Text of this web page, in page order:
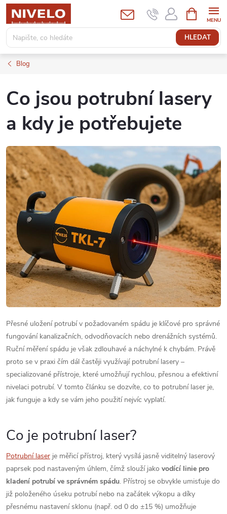
Přejít
obsah
HLEDAT
NÁKUPNÍ
KOŠÍK
Blog
Co jsou potrubní lasery
a kdy je potřebujete
Přesné uložení potrubí v požadovaném spádu je klíčové pro správné
fungování kanalizačních, odvodňovacích nebo drenážních systémů.
Ruční měření spádu je však zdlouhavé a náchylné k chybám. Právě
proto se v praxi čím dál častěji využívají potrubní lasery –
specializované přístroje, které umožňují rychlou, přesnou a efektivní
nivelaci potrubí. V tomto článku se dozvíte, co to potrubní laser je,
jak funguje a kdy se vám jeho použití nejvíc vyplatí.
Co je potrubní laser?
Potrubní laser je měřicí přístroj, který vysílá jasně viditelný laserový
paprsek pod nastaveným úhlem, čímž slouží jako vodící linie pro
kladení potrubí ve správném spádu. Přístroj se obvykle umisťuje do
již položeného úseku potrubí nebo na začátek výkopu a díky
přesnému nastavení sklonu (např. od 0 do ±15 %) umožňuje